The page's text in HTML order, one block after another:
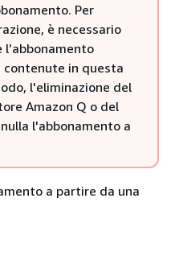
Per
è necessario
contenute in questa
l'eliminazione del
Amazon Q o del
l'abbonamento a
a partire da una